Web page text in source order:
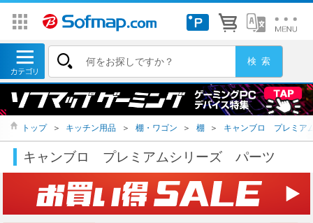
トップ ＞ キッチン用品 ＞ 棚・ワゴン ＞ 棚 ＞ キャンブロ プレミア
キャンブロ プレミアムシリーズ パーツ